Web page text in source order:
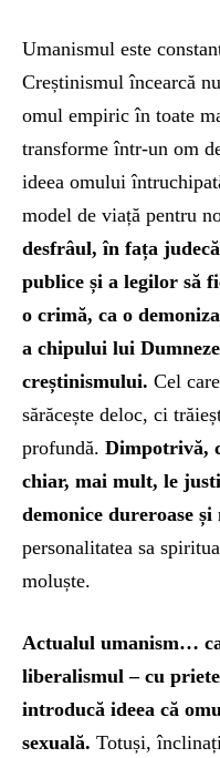
Umanismul este
Creștinismul încearcă
omul empiric în toate
transforme într-un om
ideea omului
model de viață pentru
desfrâul, în fața
publice și a legilor să
o crimă, ca o
a chipului lui
creștinismului. Cel
sărăcește deloc, ci
profundă. Dimpotrivă,
chiar, mai mult, le
demonice dureroase și
personalitatea sa
moluște.
Actualul umanism…
liberalismul – cu
introducă ideea că
sexuală. Totuși,